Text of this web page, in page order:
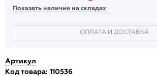
Показать наличие на складах
ОПЛАТА И ДОСТАВКА
Артикул
Код товара: 110536